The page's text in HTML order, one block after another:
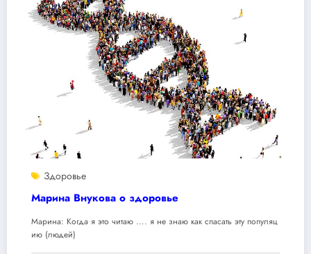
Здоровье
Марина Внукова о здоровье
Марина: Когда я это читаю .... я не знаю как спасать эту популяц
ию (людей)